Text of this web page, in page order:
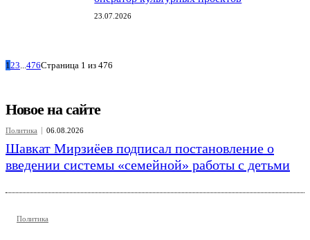
23.07.2026
1 23 476Страница 1 из 476
Новое на сайте
Политика 06.08.2026
Шавкат Мирзиёев подписал постановление о
введении системы «семейной» работы с детьми
Политика